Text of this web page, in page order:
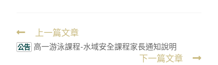
Read
more
上一篇文章
公告 高一游泳課程-⽔域安全課程家長通知說明
下一篇文章